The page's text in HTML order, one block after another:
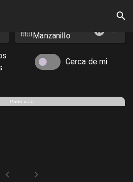
Eventufy 2026 | Eventufy
Manzanillo
Cerca de mi
Publicidad